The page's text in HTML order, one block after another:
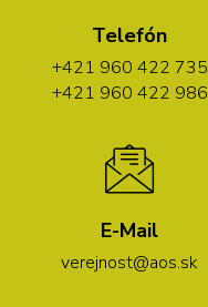
Telefón
+421 960 422 735
+421 960 422 986
E-Mail
verejnost@aos.sk